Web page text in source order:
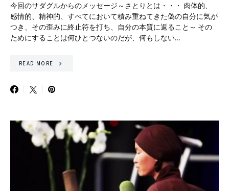
今回のサダグルからのメッセージ～さとりとは・・・ 肉体的、
感情的、精神的、すべてにおいて積み重ねてきた偽の自分に気が
つき、その歪みに終止符を打ち、自分の本質に返ること～ その
ためにすることは何ひとつないのだが、何もしない…
READ MORE